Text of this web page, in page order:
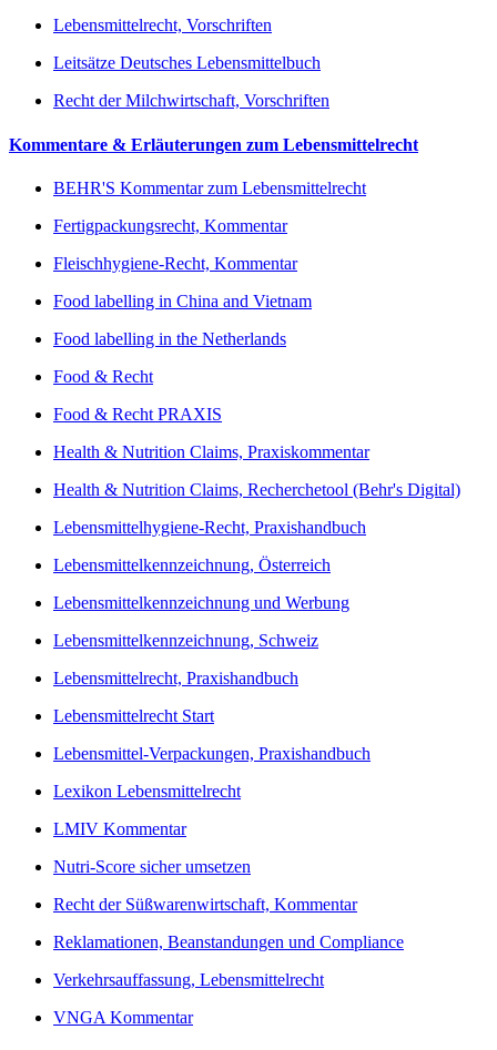
Lebensmittelrecht, Vorschriften
Leitsätze Deutsches Lebensmittelbuch
Recht der Milchwirtschaft, Vorschriften
Kommentare & Erläuterungen zum Lebensmittelrecht
BEHR'S Kommentar zum Lebensmittelrecht
Fertigpackungsrecht, Kommentar
Fleischhygiene-Recht, Kommentar
Food labelling in China and Vietnam
Food labelling in the Netherlands
Food & Recht
Food & Recht PRAXIS
Health & Nutrition Claims, Praxiskommentar
Health & Nutrition Claims, Recherchetool (Behr's Digital)
Lebensmittelhygiene-Recht, Praxishandbuch
Lebensmittelkennzeichnung, Österreich
Lebensmittelkennzeichnung und Werbung
Lebensmittelkennzeichnung, Schweiz
Lebensmittelrecht, Praxishandbuch
Lebensmittelrecht Start
Lebensmittel-Verpackungen, Praxishandbuch
Lexikon Lebensmittelrecht
LMIV Kommentar
Nutri-Score sicher umsetzen
Recht der Süßwarenwirtschaft, Kommentar
Reklamationen, Beanstandungen und Compliance
Verkehrsauffassung, Lebensmittelrecht
VNGA Kommentar